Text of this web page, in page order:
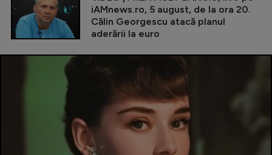
iAMnews.ro, 5 august, de la ora 20.
Călin Georgescu atacă planul
aderării la euro